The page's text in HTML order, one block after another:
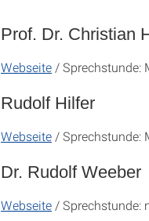
Prof. Dr. Christian
Webseite / Sprechstunde:
Rudolf Hilfer
Webseite / Sprechstunde:
Dr. Rudolf Weeber
Webseite / Sprechstunde: